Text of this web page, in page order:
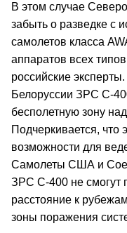
В этом случае
забыть о разведке с
самолетов класса
аппаратов всех
российские
Белоруссии ЗРС С-
бесполетную зону
Подчеркивается, что
возможности для
Самолеты США и
ЗРС С-400 не смогут
расстояние к
зоны поражения